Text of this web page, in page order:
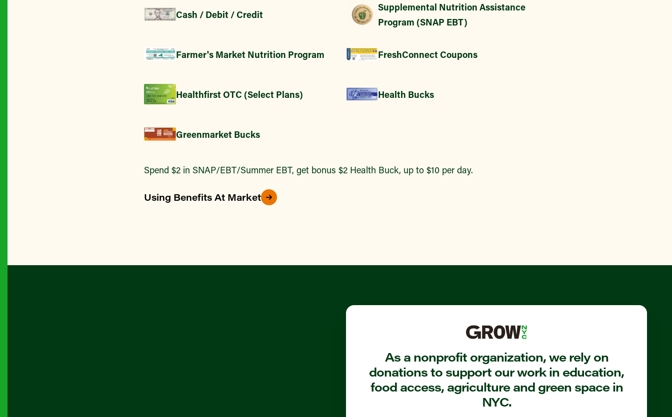
Cash / Debit / Credit
Supplemental Nutrition Assistance
Program (SNAP EBT)
Farmer's Market Nutrition Program FreshConnect Coupons
Healthfirst OTC (Select Plans) Health Bucks
Greenmarket Bucks
Spend $2 in SNAP/EBT/Summer EBT, get bonus $2 Health Buck, up to $10 per day.
Using Benefits At Market
As a nonprofit organization, we rely on
donations to support our work in education,
food access, agriculture and green space in
NYC.